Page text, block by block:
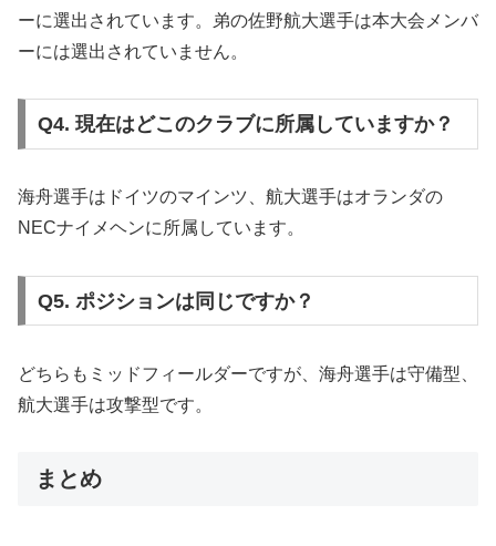
ーに選出されています。弟の佐野航大選手は本大会メンバ
ーには選出されていません。
Q4. 現在はどこのクラブに所属していますか？
海舟選手はドイツのマインツ、航大選手はオランダの
NECナイメヘンに所属しています。
Q5. ポジションは同じですか？
どちらもミッドフィールダーですが、海舟選手は守備型、
航大選手は攻撃型です。
まとめ